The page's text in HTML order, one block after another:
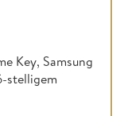
Key, Samsung
stelligem